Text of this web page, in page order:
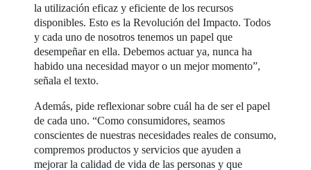
la utilización eficaz y eficiente de los recursos
disponibles. Esto es la Revolución del Impacto. Todos
y cada uno de nosotros tenemos un papel que
desempeñar en ella. Debemos actuar ya, nunca ha
habido una necesidad mayor o un mejor momento”,
señala el texto.
Además, pide reflexionar sobre cuál ha de ser el papel
de cada uno. “Como consumidores, seamos
conscientes de nuestras necesidades reales de consumo,
compremos productos y servicios que ayuden a
mejorar la calidad de vida de las personas y que